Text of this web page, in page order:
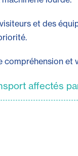
et des
compréhension et
affectés